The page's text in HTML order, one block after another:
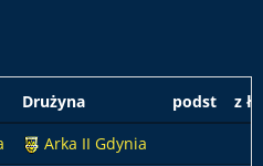
Drużyna podst
z
Arka II Gdynia